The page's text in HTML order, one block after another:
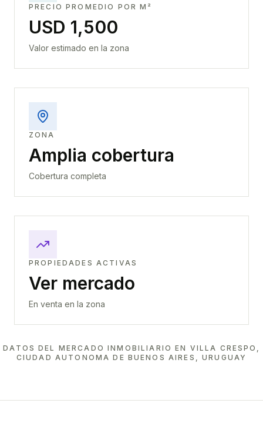
PRECIO PROMEDIO POR M²
USD 1,500
Valor estimado en la zona
ZONA
Amplia cobertura
Cobertura completa
PROPIEDADES ACTIVAS
Ver mercado
En venta en la zona
DATOS DEL MERCADO INMOBILIARIO EN VILLA CRESPO,
CIUDAD AUTONOMA DE BUENOS AIRES, URUGUAY